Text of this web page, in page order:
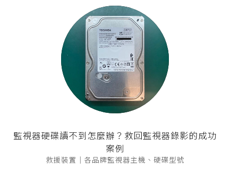
監視器硬碟讀不到怎麼辦？救回監視器錄影的成功
案例
救援裝置｜各品牌監視器主機、硬碟型號